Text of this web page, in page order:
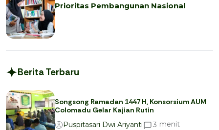
Prioritas Pembangunan Nasional
Berita Terbaru
Songsong Ramadan 1447 H, Konsorsium AUM
Colomadu Gelar Kajian Rutin
Puspitasari Dwi Ariyanti
3 menit